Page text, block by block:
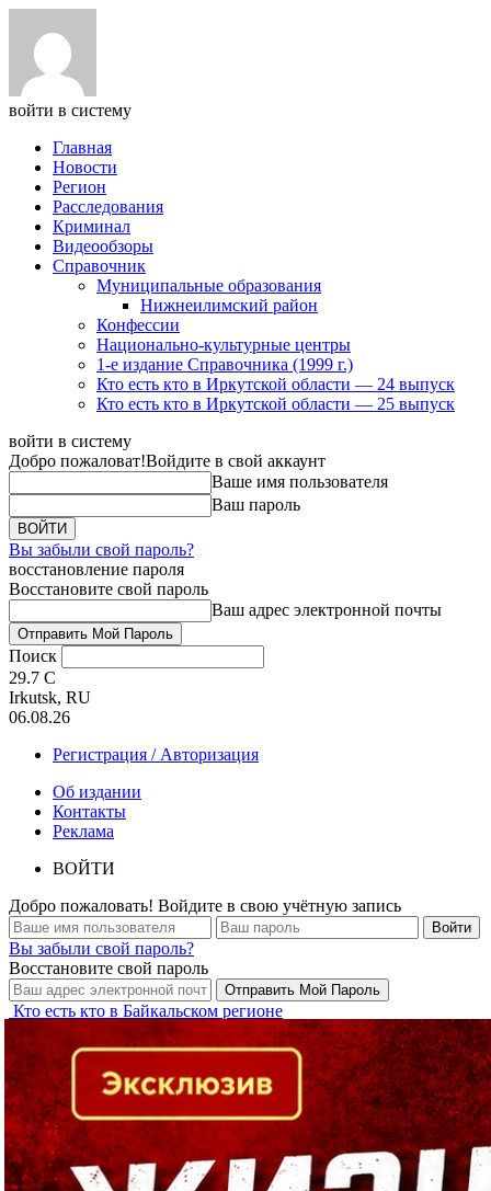
войти в систему
Главная
Новости
Регион
Расследования
Криминал
Видеообзоры
Справочник
Муниципальные образования
Нижнеилимский район
Конфессии
Национально-культурные центры
1-е издание Справочника (1999 г.)
Кто есть кто в Иркутской области — 24 выпуск
Кто есть кто в Иркутской области — 25 выпуск
войти в систему
Добро пожаловат!Войдите в свой аккаунт
Ваше имя пользователя
Ваш пароль
Вы забыли свой пароль?
восстановление пароля
Восстановите свой пароль
Ваш адрес электронной почты
Поиск
29.7 C
Irkutsk, RU
06.08.26
Регистрация / Авторизация
Об издании
Контакты
Реклама
ВОЙТИ
Добро пожаловать! Войдите в свою учётную запись
Вы забыли свой пароль?
Восстановите свой пароль
Кто есть кто в Байкальском регионе